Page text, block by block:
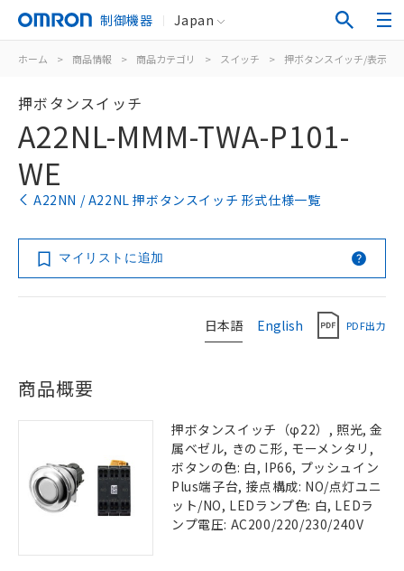
制御機器 Japan
ホーム > 商品情報 > 商品カテゴリ > スイッチ > 押ボタンスイッチ/表示灯
押ボタンスイッチ
A22NL-MMM-TWA-P101-
WE
A22NN / A22NL 押ボタンスイッチ 形式仕様一覧
マイリストに追加
日本語 English PDF出力
商品概要
押ボタンスイッチ（φ22）, 照光, 金
属ベゼル, きのこ形, モーメンタリ,
ボタンの色: 白, IP66, プッシュイン
Plus端子台, 接点構成: NO/点灯ユニ
ット/NO, LEDランプ色: 白, LEDラ
ンプ電圧: AC200/220/230/240V